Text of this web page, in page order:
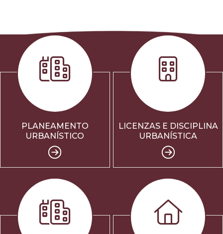
PLANEAMENTO
URBANÍSTICO
LICENZAS E DISCIPLINA
URBANÍSTICA